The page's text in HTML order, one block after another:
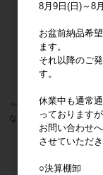
なんでもいきもの
8月9日(日)～8
お盆前納品希
ます。
それ以降のご
す。
休業中も通常
っておりますが
お問い合わせ
させていただき
○決算棚卸